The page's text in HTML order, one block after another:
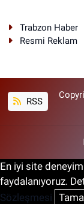
Trabzon Haber
Resmi Reklam
RSS
En iyi site
faydalanıyoruz.
Sözleşmesi